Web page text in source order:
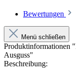
Bewertungen
Menü schließen
Produktinformationen
Ausguss"
Beschreibung: